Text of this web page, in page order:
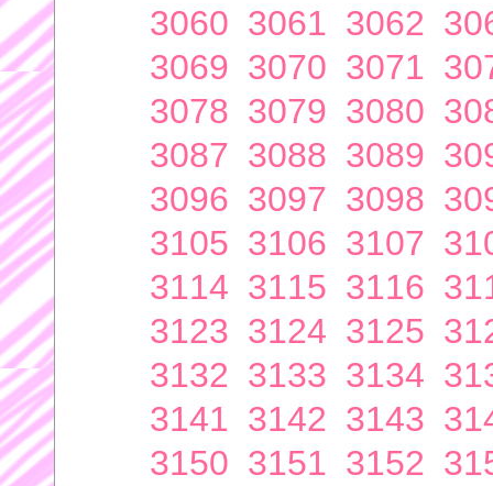
3060 3061 3062
3069 3070 3071
3078 3079 3080
3087 3088 3089
3096 3097 3098
3105 3106 3107
3114 3115 3116
3123 3124 3125
3132 3133 3134
3141 3142 3143
3150 3151 3152